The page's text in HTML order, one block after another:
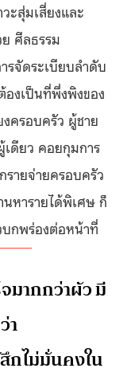
ะสุ่มเสี่ยงและ
ศีลธรรม
รจัดระเบียบลำดับ
งเป็นที่พึ่งพิงของ
ครอบครัว ผู้ชาย
ดียว คอยกุมการ
ายจ่ายครอบครัว
หารายได้พิเศษ ก็
กพร่องต่อหน้าที่
มากกว่าผัว มี
า
กไม่มั่นคงใน